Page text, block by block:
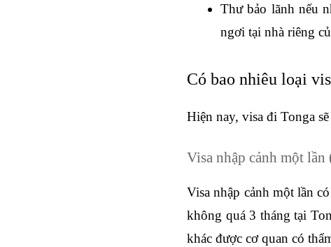
Thư bảo lãnh nếu
ngơi tại nhà riêng
Có bao nhiêu loại
Hiện nay, visa đi Tonga
Visa nhập cảnh một
Visa nhập cảnh một lần
không quá 3 tháng tại
khác được cơ quan có